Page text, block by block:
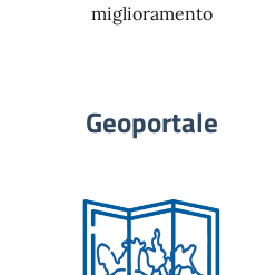
miglioramento
Geoportale